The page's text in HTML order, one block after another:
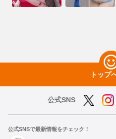
トップ
公式SNS
公式SNSで最新情報をチェック！